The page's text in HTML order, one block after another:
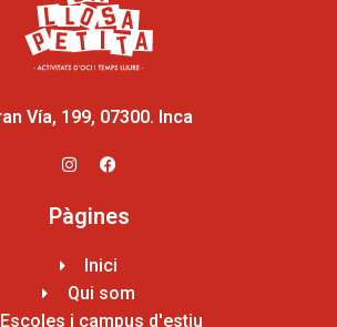
Vía, 199, 07300. Inca
Pàgines
Inici
Qui som
Escoles i campus d'estiu